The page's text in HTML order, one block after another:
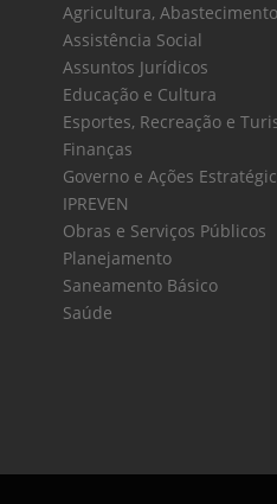
Agricultura,
Assistência Social
Assuntos Jurídicos
Educação e Cultura
Esportes, Recreação e
Finanças
Governo e Ações
IPREVEN
Obras e Serviços Públicos
Planejamento
Saneamento Básico
Saúde